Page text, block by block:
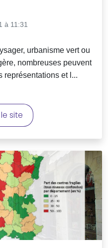
à 11:31
urbanisme vert ou
nombreuses peuvent
représentations et l...
site